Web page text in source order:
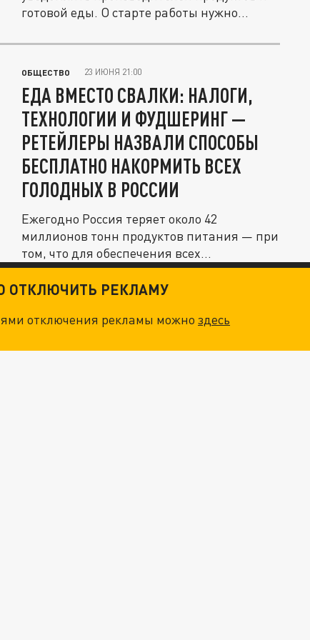
готовой еды. О старте работы нужно
ОБЩЕСТВО 23 ИЮНЯ 21:00
ЕДА ВМЕСТО СВАЛКИ: НАЛОГИ,
ТЕХНОЛОГИИ И ФУДШЕРИНГ —
РЕТЕЙЛЕРЫ НАЗВАЛИ СПОСОБЫ
БЕСПЛАТНО НАКОРМИТЬ ВСЕХ
ГОЛОДНЫХ В РОССИИ
Ежегодно Россия теряет около 42
миллионов тонн продуктов питания — при
том, что для обеспечения всех...
ОТКЛЮЧИТЬ РЕКЛАМУ
отключения рекламы можноздесь